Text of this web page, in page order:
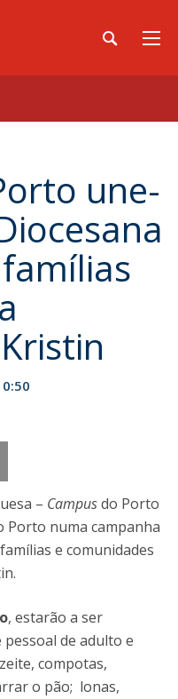
une-
– Campusdo Porto
Porto numa campanha
e comunidades
, estarão a ser
de adulto e
compotas,
o pão; lonas,